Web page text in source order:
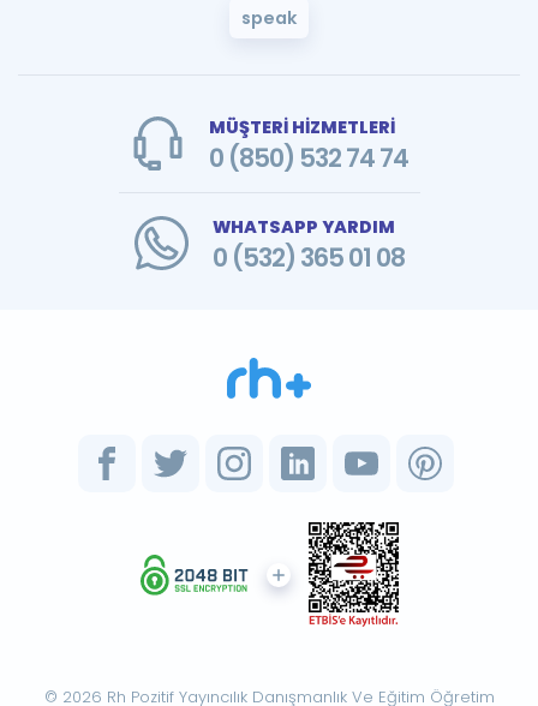
speak
MÜŞTERİ HİZMETLERİ
0 (850) 532 74 74
WHATSAPP YARDIM
0 (532) 365 01 08
© 2026 Rh Pozitif Yayıncılık Danışmanlık Ve Eğitim Öğretim